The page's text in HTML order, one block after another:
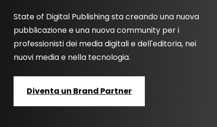
State of Digital Publishing sta creando una nuova
pubblicazione e una nuova community per i
professionisti dei media digitali e dell'editoria, nei
nuovi media e nella tecnologia.
Diventa un Brand Partner